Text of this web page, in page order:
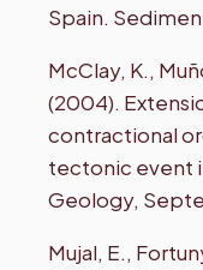
Spain.
McClay, K.,
(2004).
contractional
tectonic event
Geology,
Mujal, E.,